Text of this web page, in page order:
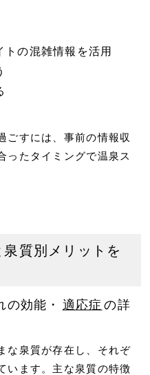
の混雑情報を活用
ごすには、事前の情報収
ったタイミングで温泉ス
質別メリットを
効能・ 適応症 の詳
な泉質が存在し、それぞ
います。主な泉質の特徴